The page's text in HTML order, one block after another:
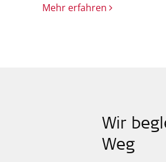
Mehr erfahren
Wir
Weg